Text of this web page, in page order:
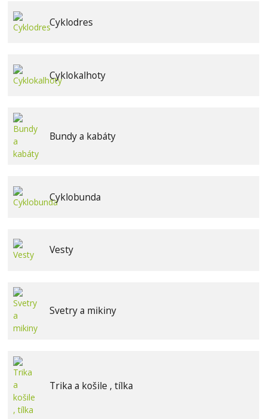
Cyklodres
Cyklokalhoty
Bundy a kabáty
Cyklobunda
Vesty
Svetry a mikiny
Trika a košile , tílka